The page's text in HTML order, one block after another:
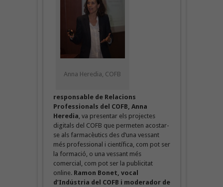
Anna Heredia, COFB
responsable de Relacions
Professionals del COFB, Anna
Heredia , va presentar els projectes
digitals del COFB que permeten acostar-
se als farmacèutics des d’una vessant
més professional i científica, com pot ser
la formació, o una vessant més
comercial, com pot ser la publicitat
online. Ramon Bonet, vocal
d’Indústria del COFB i moderador de